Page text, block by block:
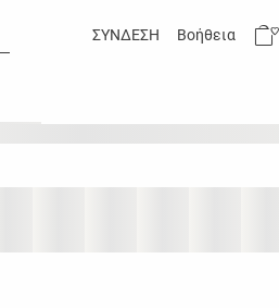
ΣΥΝΔΕΣΗ Βοήθεια